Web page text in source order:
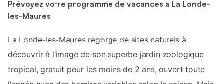
Prévoyez votre programme de vacances à La Londe-
les-Maures
La Londe-les-Maures regorge de sites naturels à
découvrir à l'image de son superbe jardin zoologique
tropical, gratuit pour les moins de 2 ans, ouvert toute